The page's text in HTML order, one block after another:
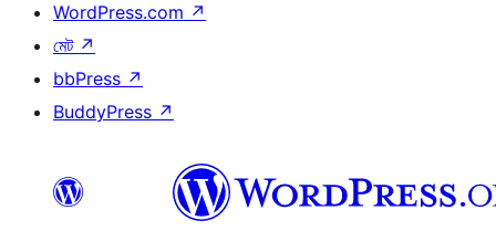
WordPress.com ↗
মেট ↗
bbPress ↗
BuddyPress ↗